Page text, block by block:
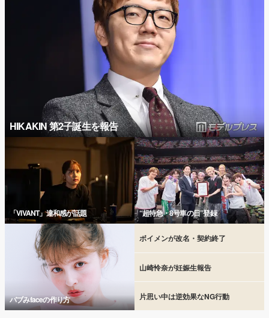
HIKAKIN 第2子誕生を報告
「VIVANT」違和感が話題 “超特急・8号車の日”登録
バブみfaceの作り方
ボイメンが改名・契約終了
山崎怜奈が妊娠生報告
片思い中は逆効果なNG行動